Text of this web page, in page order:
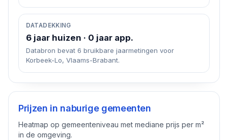
DATADEKKING
6 jaar huizen · 0 jaar app.
Databron bevat 6 bruikbare jaarmetingen voor
Korbeek-Lo, Vlaams-Brabant.
Prijzen in naburige gemeenten
Heatmap op gemeenteniveau met mediane prijs per m²
in de omgeving.